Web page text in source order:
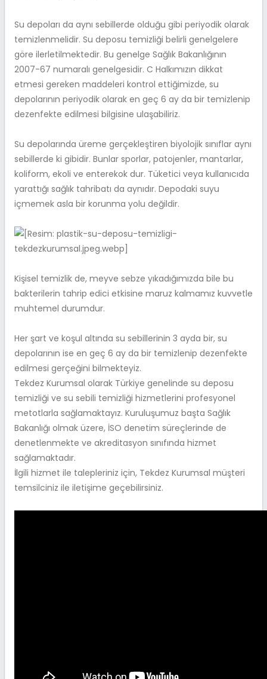
Su depoları da aynı sebillerde olduğu gibi periyodik olarak
temizlenmelidir. Su deposu temizliği belirli genelgelere
göre ilerletilmektedir. Bu genelge Sağlık Bakanlığının
2007-67 numaralı genelgesidir. C Halkımızın dikkat
etmesi gereken maddeleri kontrol ettiğimizde, su
depolarının periyodik olarak en geç 6 ay da bir temizlenip
dezenfekte edilmesi bilgisine ulaşabiliriz.
Su depolarında üreme gerçekleştiren biyolojik sınıflar aynı
sebillerde ki gibidir. Bunlar sporlar, patojenler, mantarlar,
koliform, ekoli ve enterekok dur. Tüketici veya kullanıcıda
yarattığı sağlık tahribatı da aynıdır. Depodaki suyu
içmemek asla bir korunma yolu değildir.
Kişisel temizlik de, meyve sebze yıkadığımızda bile bu
bakterilerin tahrip edici etkisine maruz kalmamız kuvvetle
muhtemel durumdur.
Her şart ve koşul altında su sebillerinin 3 ayda bir, su
depolarının ise en geç 6 ay da bir temizlenip dezenfekte
edilmesi gerçeğini bilmekteyiz.
Tekdez Kurumsal olarak Türkiye genelinde su deposu
temizliği ve su sebili temizliği hizmetlerini profesyonel
metotlarla sağlamaktayız. Kuruluşumuz başta Sağlık
Bakanlığı olmak üzere, İSO denetim süreçlerinde de
denetlenmekte ve akreditasyon sınıfında hizmet
sağlamaktadır.
İlgili hizmet ile talepleriniz için, Tekdez Kurumsal müşteri
temsilciniz ile iletişime geçebilirsiniz.